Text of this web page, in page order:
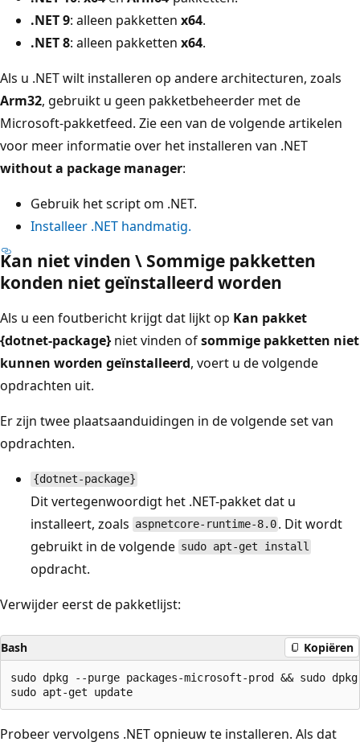
.NET 9: alleen pakketten x64.
.NET 8: alleen pakketten x64.
Als u .NET wilt installeren op andere architecturen, zoals
Arm32, gebruikt u geen pakketbeheerder met de
Microsoft-pakketfeed. Zie een van de volgende artikelen
voor meer informatie over het installeren van .NET
without a package manager:
Gebruik het scriptom .NET.
Installeer .NET handmatig.
Kan niet vinden \ Sommige pakketten
konden niet geïnstalleerd worden
Als u een foutbericht krijgt dat lijkt op Kan pakket
{dotnet-package} niet vinden ofsommige pakketten niet
kunnen worden geïnstalleerd, voert u de volgende
opdrachten uit.
Er zijn twee plaatsaanduidingen in de volgende set van
opdrachten.
{dotnet-package}
Dit vertegenwoordigt het .NET-pakket dat u
installeert, zoals aspnetcore-runtime-8.0 . Dit wordt
gebruikt in de volgende sudo apt-get install
opdracht.
Verwijder eerst de pakketlijst:
Bash Kopiëren
sudo dpkg --purge packages-microsoft-prod && sudo
Probeer vervolgens .NET opnieuw te installeren. Als dat